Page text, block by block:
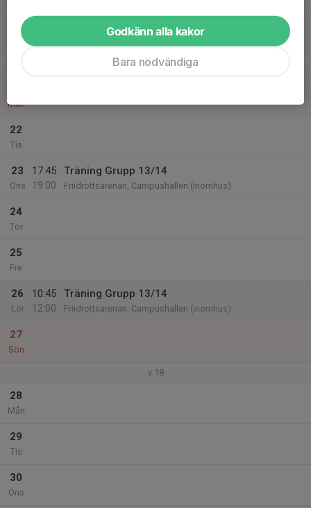
20
Sön
v.17
Mån
22
Tis
23
Ons
17:45
19:00
Träning Grupp 13/14
Friidrottsarenan, Campushallen (inomhus)
24
Tor
25
Fre
26
Lör
10:45
12:00
Träning Grupp 13/14
Friidrottsarenan, Campushallen (inomhus)
27
Sön
v.18
28
Mån
29
Tis
30
Ons
Godkänn alla kakor
Bara nödvändiga